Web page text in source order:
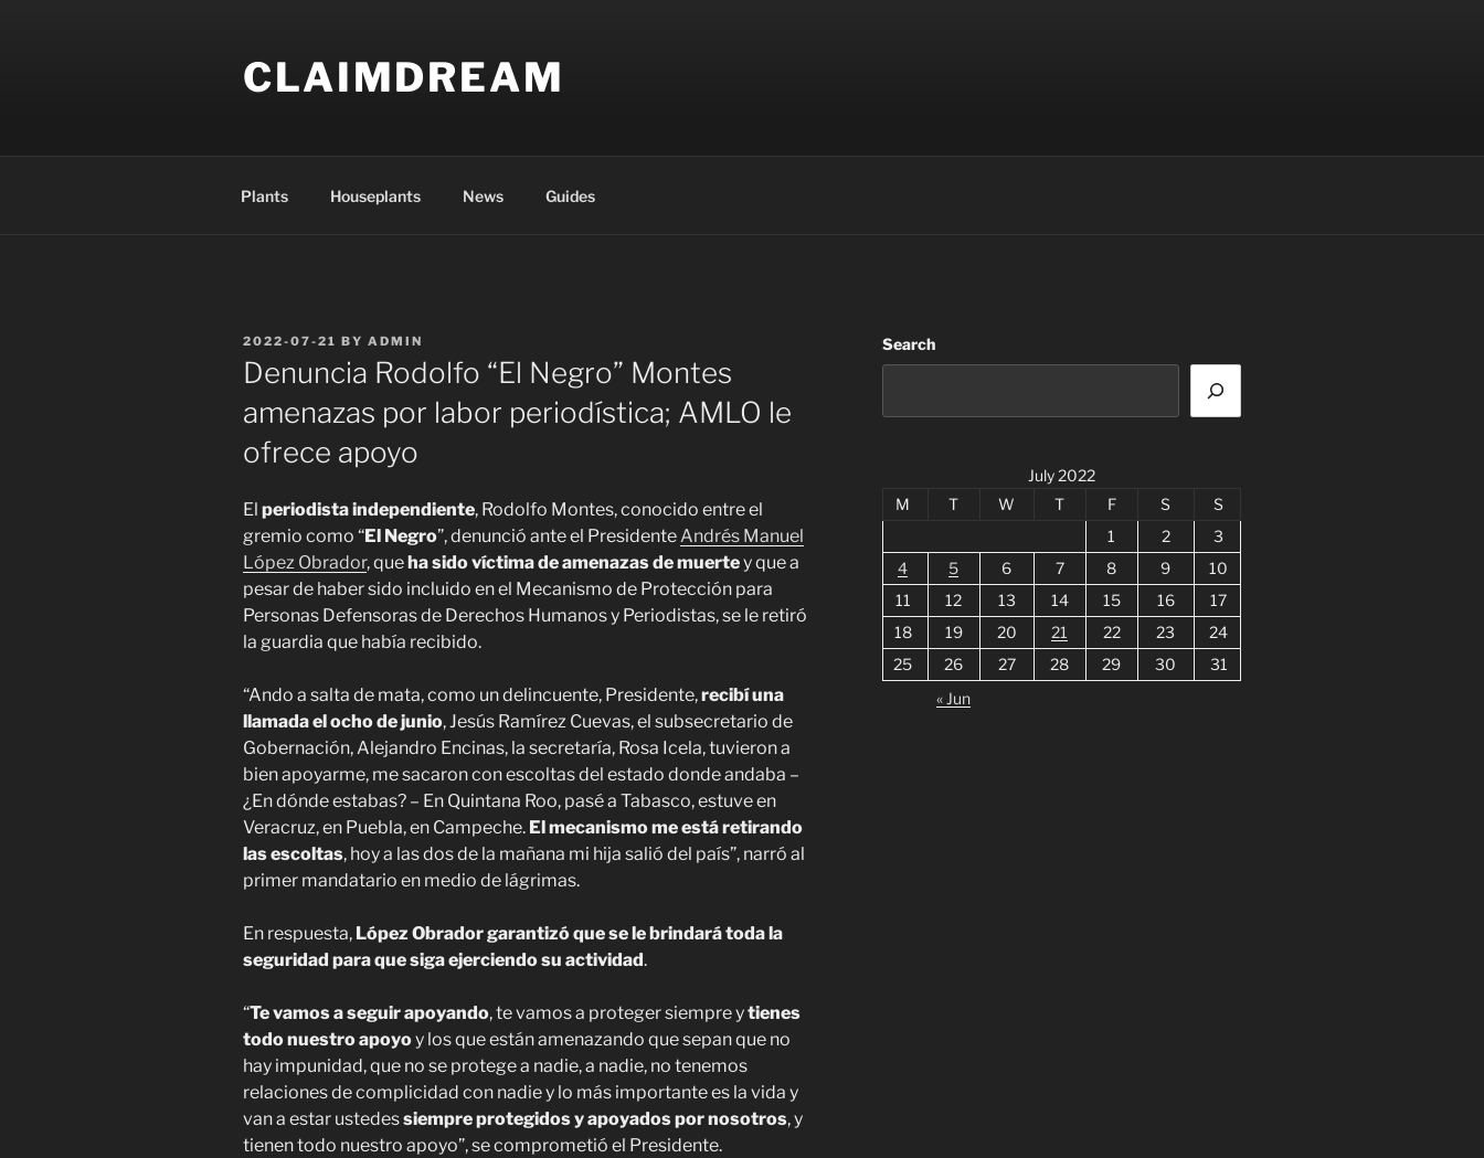
CLAIMDREAM
Plants Houseplants News Guides
POSTED
ON
2022-07-21 BY ADMIN
Denuncia Rodolfo “El Negro” Montes
amenazas por labor periodística; AMLO le
ofrece apoyo
El periodista independiente, Rodolfo Montes, conocido entre el
gremio como “El Negro”, denunció ante el PresidenteAndrés Manuel
López Obrador, que ha sido víctima de amenazas de muertey que a
pesar de haber sido incluido en el Mecanismo de Protección para
Personas Defensoras de Derechos Humanos y Periodistas, se le retiró
la guardia que había recibido.
“Ando a salta de mata, como un delincuente, Presidente,recibí una
llamada el ocho de junio, Jesús Ramírez Cuevas, el subsecretario de
Gobernación, Alejandro Encinas, la secretaría, Rosa Icela, tuvieron a
bien apoyarme, me sacaron con escoltas del estado donde andaba –
¿En dónde estabas? – En Quintana Roo, pasé a Tabasco, estuve en
Veracruz, en Puebla, en Campeche. El mecanismo me está retirando
las escoltas, hoy a las dos de la mañana mi hija salió del país”, narró al
primer mandatario en medio de lágrimas.
En respuesta, López Obrador garantizó que se le brindará toda la
seguridad para que siga ejerciendo su actividad.
“Te vamos a seguir apoyando, te vamos a proteger siempre ytienes
todo nuestro apoyoy los que están amenazando que sepan que no
hay impunidad, que no se protege a nadie, a nadie, no tenemos
relaciones de complicidad con nadie y lo más importante es la vida y
van a estar ustedessiempre protegidos y apoyados por nosotros, y
tienen todo nuestro apoyo”, se comprometió el Presidente.
Search
July 2022
M
T W T F S
S
1
2
3
4
5 6 7 8 9
10
11
12 13 14 15 16
17
18
19 20 21 22 23
24
25
26 27 28 29 30
31
« Jun